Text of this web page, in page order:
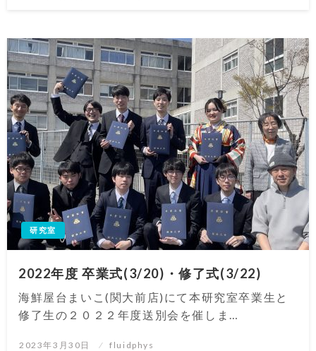
研究室
2022年度 卒業式(3/20)・修了式(3/22)
海鮮屋台まいこ(関大前店)にて本研究室卒業生と
修了生の２０２２年度送別会を催しま…
投
2023年3月30日 fluidphys